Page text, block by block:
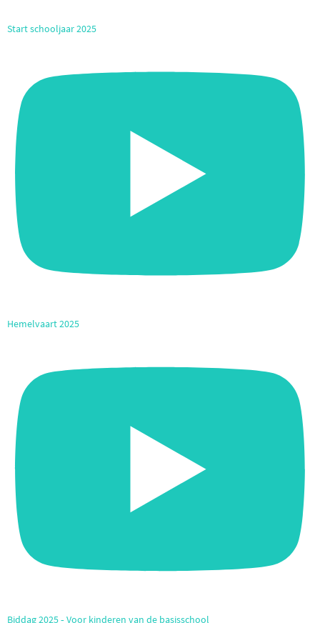
Start schooljaar 2025
Hemelvaart 2025
Biddag 2025 ‐ Voor kinderen van de basisschool